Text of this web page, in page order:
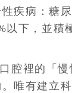
疾病：糖
以下，並積
腔裡的「
唯有建立